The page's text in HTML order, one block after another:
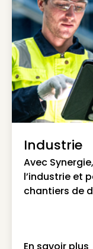
Industrie
Avec
l’industrie et
chantiers de